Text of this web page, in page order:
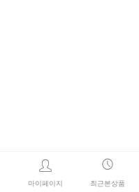
마이페이지 최근본상품